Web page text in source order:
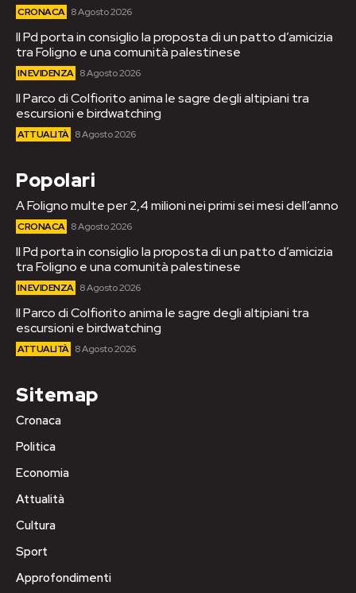
CRONACA 8 Agosto 2026
Il Pd porta in consiglio la proposta di un patto d’amicizia
tra Foligno e una comunità palestinese
IN EVIDENZA 8 Agosto 2026
Il Parco di Colfiorito anima le sagre degli altipiani tra
escursioni e birdwatching
ATTUALITÀ 8 Agosto 2026
Popolari
A Foligno multe per 2,4 milioni nei primi sei mesi dell’anno
CRONACA 8 Agosto 2026
Il Pd porta in consiglio la proposta di un patto d’amicizia
tra Foligno e una comunità palestinese
IN EVIDENZA 8 Agosto 2026
Il Parco di Colfiorito anima le sagre degli altipiani tra
escursioni e birdwatching
ATTUALITÀ 8 Agosto 2026
Sitemap
Cronaca
Politica
Economia
Attualità
Cultura
Sport
Approfondimenti